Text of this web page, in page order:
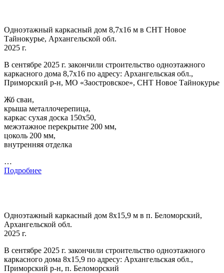
Одноэтажный каркасный дом 8,7х16 м в СНТ Новое
Тайнокурье, Архангельской обл.
2025 г.
В сентябре 2025 г. закончили строительство одноэтажного
каркасного дома 8,7х16 по адресу: Архангельская обл.,
Приморский р-н, МО «Заостровское», СНТ Новое Тайнокурье
Жб сваи,
крыша металлочерепица,
каркас сухая доска 150х50,
межэтажное перекрытие 200 мм,
цоколь 200 мм,
внутренняя отделка
…
Подробнее
Одноэтажный каркасный дом 8х15,9 м в п. Беломорский,
Архангельской обл.
2025 г.
В сентябре 2025 г. закончили строительство одноэтажного
каркасного дома 8х15,9 по адресу: Архангельская обл.,
Приморский р-н, п. Беломорский